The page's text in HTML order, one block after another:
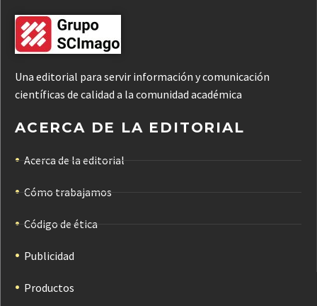
Una editorial para servir información y comunicación
científicas de calidad a la comunidad académica
ACERCA DE LA EDITORIAL
Acerca de la editorial
Cómo trabajamos
Código de ética
Publicidad
Productos